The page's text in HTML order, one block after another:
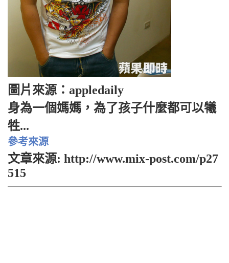
圖片來源：appledaily
身為一個媽媽，為了孩子什麼都可以犧
牲...
參考來源
文章來源: http://www.mix-post.com/p27
515